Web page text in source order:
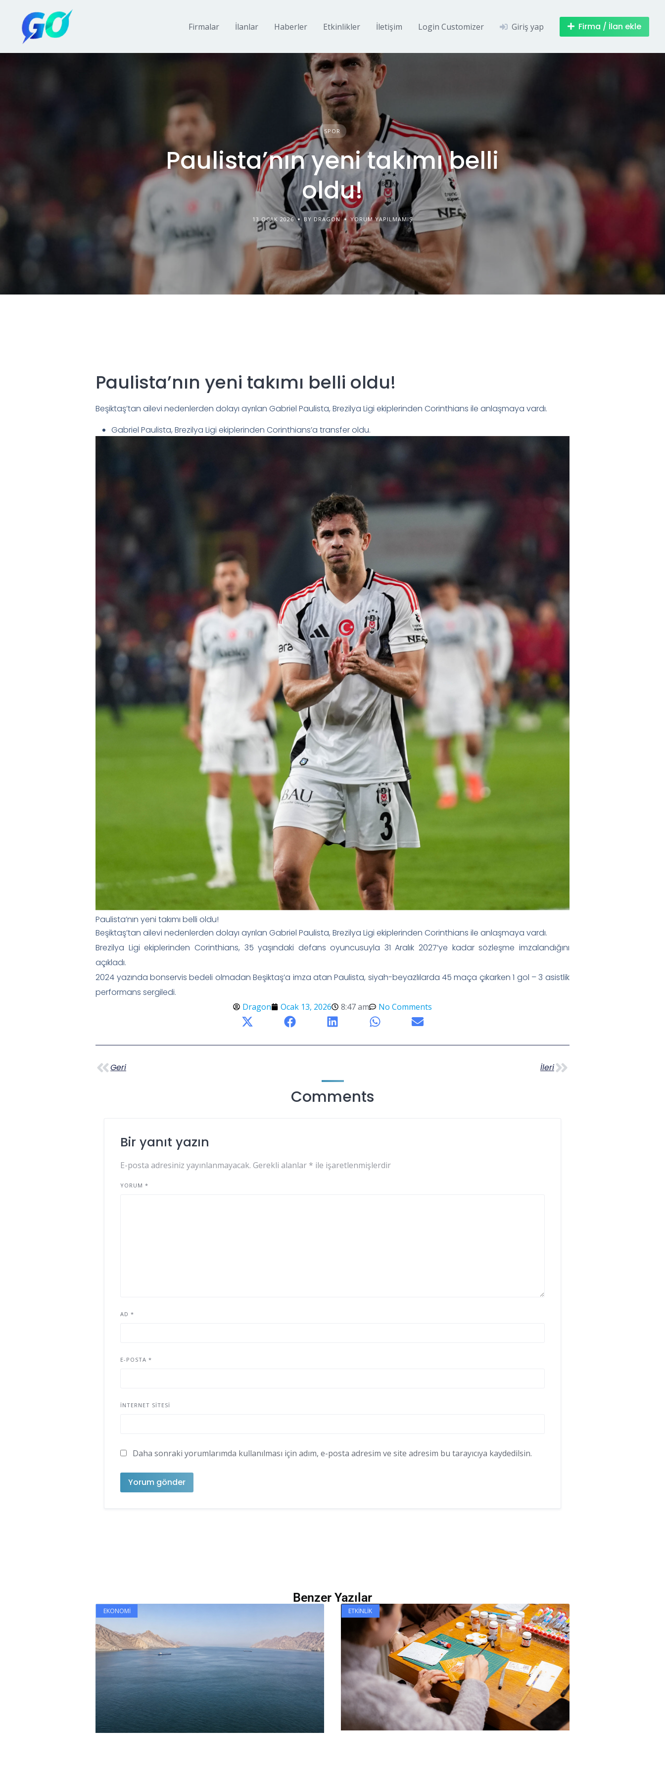
Firmalar İlanlar Haberler Etkinlikler İletişim Login Customizer Giriş yap Firma / İlan ekle
SPOR
Paulista’nın yeni takımı belli
oldu!
13 OCAK 2026 BY DRAGON YORUM YAPILMAMIŞ
Paulista’nın yeni takımı belli oldu!
Beşiktaş’tan ailevi nedenlerden dolayı ayrılan Gabriel Paulista, Brezilya Ligi ekiplerinden Corinthians ile anlaşmaya vardı.
Gabriel Paulista, Brezilya Ligi ekiplerinden Corinthians’a transfer oldu.
Paulista’nın yeni takımı belli oldu!
Beşiktaş’tan ailevi nedenlerden dolayı ayrılan Gabriel Paulista, Brezilya Ligi ekiplerinden Corinthians ile anlaşmaya vardı.
Brezilya Ligi ekiplerinden Corinthians, 35 yaşındaki defans oyuncusuyla 31 Aralık 2027’ye kadar sözleşme imzalandığını
açıkladı.
2024 yazında bonservis bedeli olmadan Beşiktaş’a imza atan Paulista, siyah-beyazlılarda 45 maça çıkarken 1 gol – 3 asistlik
performans sergiledi.
Dragon Ocak 13, 2026 8:47 am No Comments
Geri İleri
Comments
Bir yanıt yazın
E-posta adresiniz yayınlanmayacak. Gerekli alanlar * ile işaretlenmişlerdir
YORUM *
AD *
E-POSTA *
İNTERNET SITESI
Daha sonraki yorumlarımda kullanılması için adım, e-posta adresim ve site adresim bu tarayıcıya kaydedilsin.
Benzer Yazılar
EKONOMI ETKINLIK